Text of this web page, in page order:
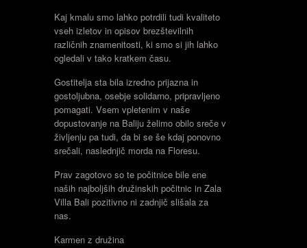
Kaj kmalu smo lahko potrdili tudi kvaliteto
vseh izletov in opisov brezštevilnih
različnih znamenitosti, ki smo si jih lahko
ogledali v tako kratkem času.
Gostitelja sta bila izredno prijazna in
gostoljubna, osebje solidarno, pripravljeno
pomagati. Vsem vpletenim v naše
dopustovanje na Baliju želimo obilo sreče v
življenju pa tudi, da bi se še kdaj ponovno
srečali, naslednjič morda na Floresu.
Prav zagotovo so te počitnice bile ene
naših najboljših družinskih počitnic in Zala
Villa Bali pozitivno ni zadnjič slišala za
nas.
Karmen z družina